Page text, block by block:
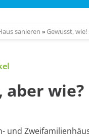
sanieren » Gewusst, wie!
aber wie?
und